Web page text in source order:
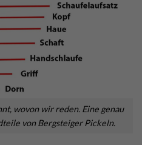
wovon wir reden. Eine genau
von Bergsteiger Pickeln.